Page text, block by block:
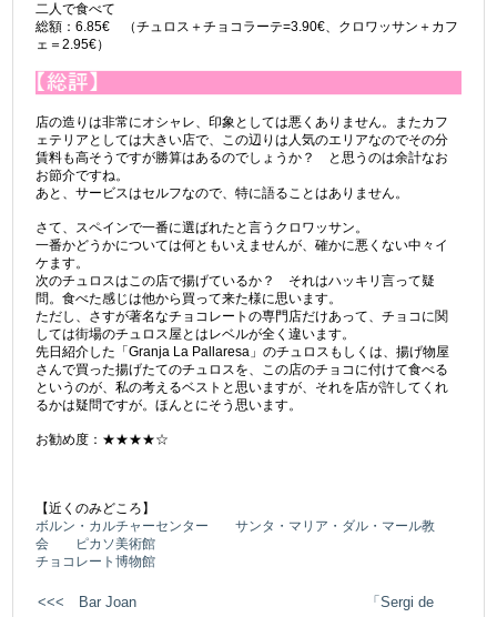
二人で食べて
総額：6.85€ （チュロス＋チョコラーテ=3.90€、クロワッサン＋カフ
ェ＝2.95€）
店の造りは非常にオシャレ、印象としては悪くありません。またカフ
ェテリアとしては大きい店で、この辺りは人気のエリアなのでその分
賃料も高そうですが勝算はあるのでしょうか？ と思うのは余計なお
お節介ですね。
あと、サービスはセルフなので、特に語ることはありません。
さて、スペインで一番に選ばれたと言うクロワッサン。
一番かどうかについては何ともいえませんが、確かに悪くない中々イ
ケます。
次のチュロスはこの店で揚げているか？ それはハッキリ言って疑
問。食べた感じは他から買って来た様に思います。
ただし、さすが著名なチョコレートの専門店だけあって、チョコに関
しては街場のチュロス屋とはレベルが全く違います。
先日紹介した「Granja La Pallaresa」のチュロスもしくは、揚げ物屋
さんで買った揚げたてのチュロスを、この店のチョコに付けて食べる
というのが、私の考えるベストと思いますが、それを店が許してくれ
るかは疑問ですが。ほんとにそう思います。
お勧め度：★★★★☆
【近くのみどころ】
ボルン・カルチャーセンター
サンタ・マリア・ダル・マール教
会
ピカソ美術館
チョコレート博物館
<<<
Bar Joan
「Sergi de